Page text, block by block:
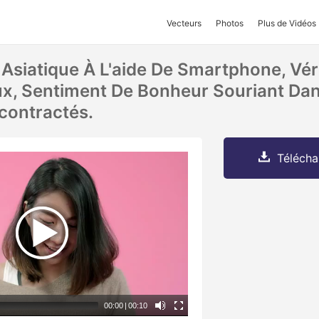
Vecteurs Photos Plus de Vidéos
À L'aide De Smartphone,
Sentiment De Bonheur Souriant
00:00 | 00:10